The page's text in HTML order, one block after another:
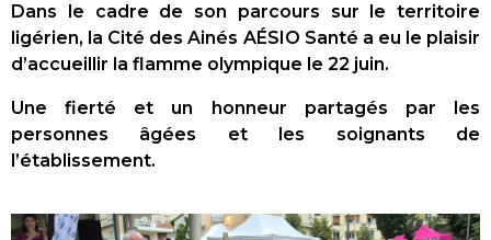
Dans le cadre de son parcours sur le territoire
ligérien, la Cité des Ainés AÉSIO Santé a eu le plaisir
d’accueillir la flamme olympique le 22 juin.
Une fierté et un honneur partagés par les
personnes âgées et les soignants de
l’établissement.